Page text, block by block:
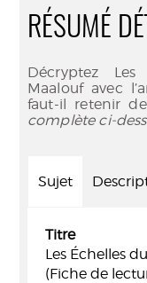
RÉSUMÉ
Décryptez
Maalouf avec
faut-il retenir
complète ci-
Sujet
Titre
Les Échelles
(Fiche de